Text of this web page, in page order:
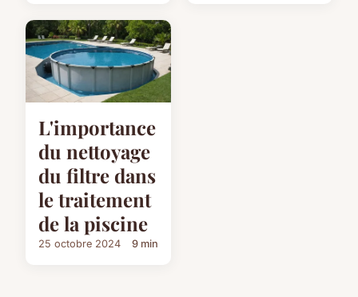
L'importance
du nettoyage
du filtre dans
le traitement
de la piscine
25 octobre 2024 9 min